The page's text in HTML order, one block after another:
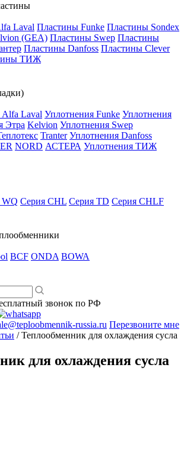
Laval Пластины Funke Пластины Sondex
(GEA) Пластины Swep Пластины
Пластины Danfoss Пластины Clever
ТИЖ
Laval Уплотнения Funke Уплотнения
Этра Kelvion Уплотнения Swep
Tranter Уплотнения Danfoss
NORD АСТЕРА Уплотнения ТИЖ
WQ Серия CHL Серия TD Серия CHLF
BCF ONDA BOWA
звонок по РФ
russia.ru Перезвоните мне
/ Теплообменник для охлаждения сусла
для охлаждения сусла